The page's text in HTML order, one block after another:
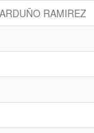
RAMIREZ